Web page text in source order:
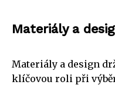
Materiály a
Materiály a design
klíčovou roli při